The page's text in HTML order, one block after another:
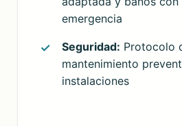
emergencia
Seguridad: Protocolo
mantenimiento
instalaciones